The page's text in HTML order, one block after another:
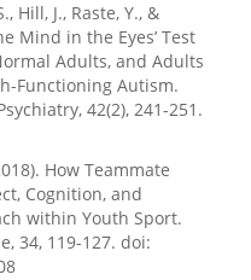
Hill, J., Raste, Y., &
Mind in the Eyes’ Test
Adults, and Adults
Functioning Autism.
42(2), 241-251.
How Teammate
Cognition, and
within Youth Sport.
34, 119-127. doi: